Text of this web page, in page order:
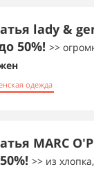
lady &
50%! >>
одежда
MARC
>> из